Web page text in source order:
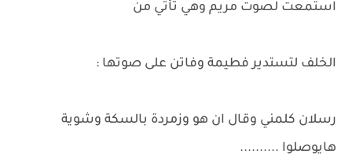
استمعت لصوت مريم وهي تأتي من
الخلف لتستدير فطيمة وفاتن على صوتها :
رسلان كلمني وقال ان هو وزمردة بالسكة وشوية
هايوصلوا ..........